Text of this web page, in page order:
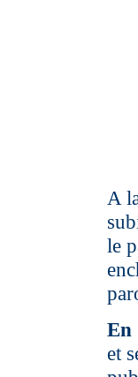
A
le
En
et